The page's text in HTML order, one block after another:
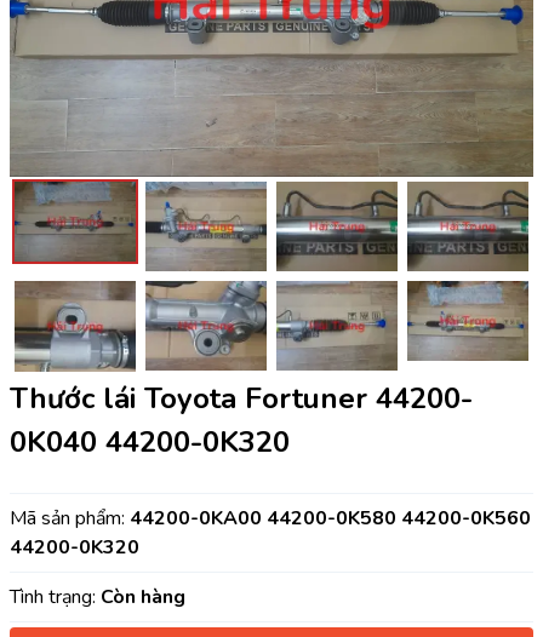
Thước lái Toyota Fortuner 44200-
0K040 44200-0K320
Mã sản phẩm: 44200-0KA00 44200-0K580 44200-0K560
44200-0K320
Tình trạng: Còn hàng